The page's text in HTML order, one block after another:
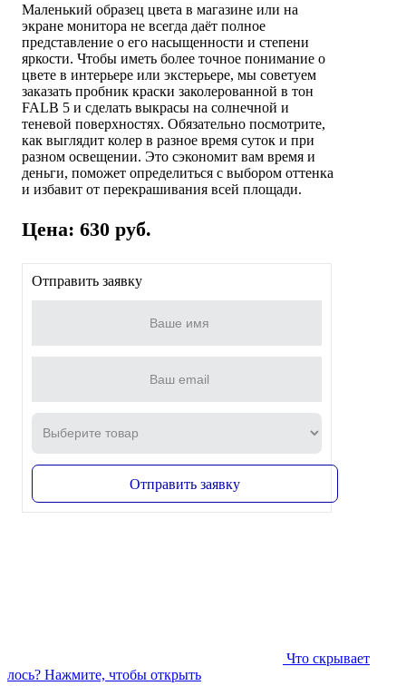
Маленький образец цвета в магазине или на
экране монитора не всегда даёт полное
представление о его насыщенности и степени
яркости. Чтобы иметь более точное понимание о
цвете в интерьере или экстерьере, мы советуем
заказать пробник краски заколерованной в тон
FALB 5 и сделать выкрасы на солнечной и
теневой поверхностях. Обязательно посмотрите,
как выглядит колер в разное время суток и при
разном освещении. Это сэкономит вам время и
деньги, поможет определиться с выбором оттенка
и избавит от перекрашивания всей площади.
Цена: 630 руб.
Отправить заявку
Отправить заявку
Что скрывает
лось? Нажмите, чтобы открыть